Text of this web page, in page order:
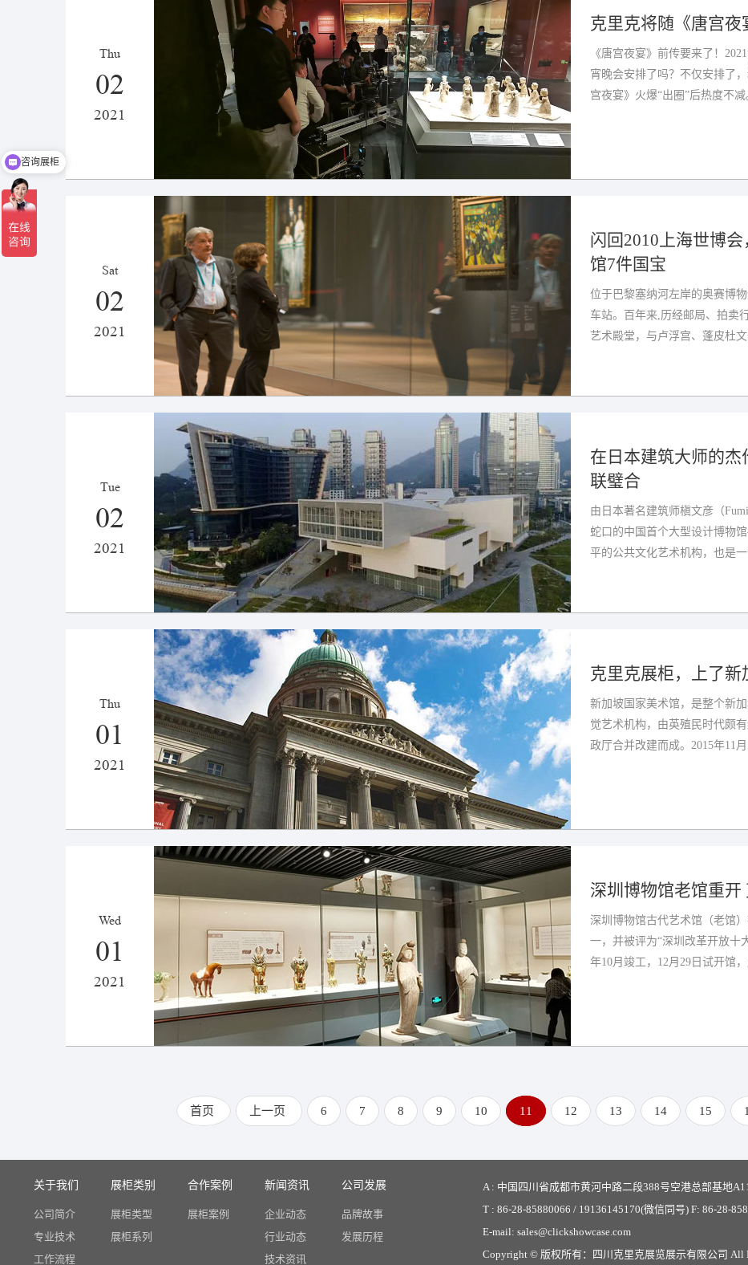
Thu
02
2021
克里克将随《唐宫夜
《唐宫夜宴》前传要来了！
宵晚会安排了吗？不仅安排了
宫夜宴》火爆“出圈”后热度不
Sat
02
2021
闪回2010上海世博
馆7件国宝
位于巴黎塞纳河左岸的奥赛博
车站。百年来,历经邮局、拍卖
艺术殿堂，与卢浮宫、蓬皮杜
Tue
02
2021
在日本建筑大师的
联璧合
由日本著名建筑师槇文彦（
蛇口的中国首个大型设计博物
平的公共文化艺术机构，也是
Thu
01
2021
克里克展柜，上了新
新加坡国家美术馆，是整个新
觉艺术机构，由英殖民时代颇
政厅合并改建而成。2015年11
Wed
01
2021
深圳博物馆老馆重
深圳博物馆古代艺术馆（老馆
一，并被评为“深圳改革开放十
年10月竣工，12月29日试开馆
首页 上一页 6 7 8 9 10 11 12 13 14 15
关于我们
公司简介
专业技术
工作流程
展柜类别
展柜类型
展柜系列
合作案例
展柜案例
新闻资讯
企业动态
行业动态
技术资讯
公司发展
品牌故事
发展历程
A : 中国四川省成都市黄河中路二段388号空港总部基地
T : 86-28-85880066 / 19136145170(微信同号) F: 86-28-
E-mail: sales@clickshowcase.com
Copyright © 版权所有：
四川克里克展览展示有限公司 All
咨询展柜